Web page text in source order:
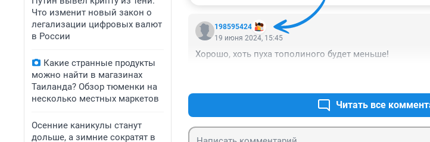
Что изменит новый закон о
легализации цифровых валют
в России
Какие странные продукты
можно найти в магазинах
Таиланда? Обзор тюменки на
несколько местных маркетов
Осенние каникулы станут
дольше, а зимние сократят в
198595424
19 июня 2024, 15:45
Хорошо, хоть пуха тополиного будет меньше!
Читать все